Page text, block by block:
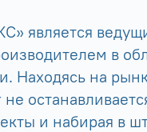
является
в
Находясь на
и набирая в